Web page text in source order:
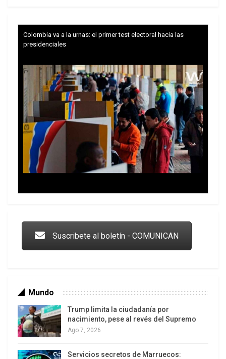
Colombia va a la urnas: el primer test electoral hacia las
presidenciales
Suscribete al boletín - COMUNICAN
Mundo
Trump limita la ciudadanía por
nacimiento, pese al revés del Supremo
Ago 7, 2026
Servicios secretos de Marruecos: